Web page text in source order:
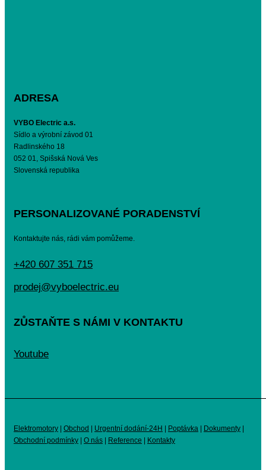
ADRESA
VYBO Electric a.s.
Sídlo a výrobní závod 01
Radlinského 18
052 01, Spišská Nová Ves
Slovenská republika
PERSONALIZOVANÉ PORADENSTVÍ
Kontaktujte nás, rádi vám pomůžeme.
+420 607 351 715
prodej@vyboelectric.eu
ZŮSTAŇTE S NÁMI V KONTAKTU
Youtube
Elektromotory Obchod Urgentní dodání-24H Poptávka Dokumenty
Obchodní podmínky
O nás Reference Kontakty